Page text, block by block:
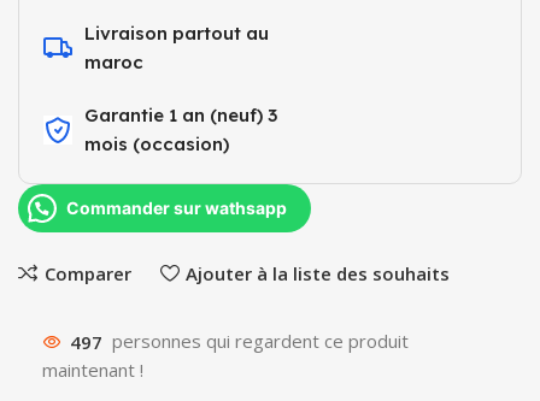
Livraison partout au
maroc
Garantie 1 an (neuf) 3
mois (occasion)​
Commander sur wathsapp
Comparer Ajouter à la liste des souhaits
497 personnes qui regardent ce produit
maintenant !